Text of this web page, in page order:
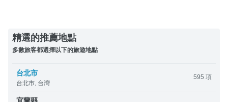
精選的推薦地點
多數旅客都選擇以下的旅遊地點
台北市
台北市, 台灣
595 項